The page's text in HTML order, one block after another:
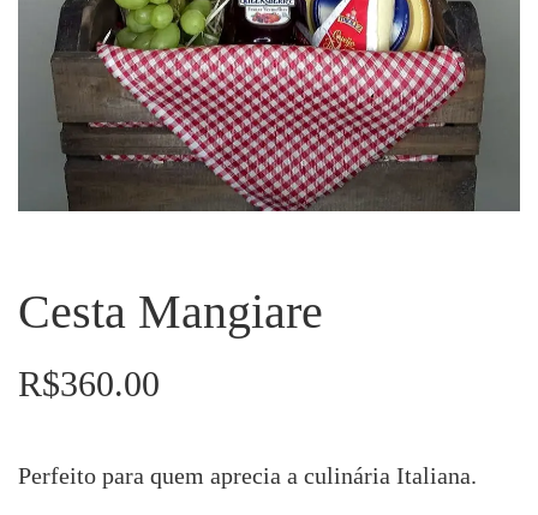
Cesta Mangiare
R$360.00
Perfeito para quem aprecia a culinária Italiana.